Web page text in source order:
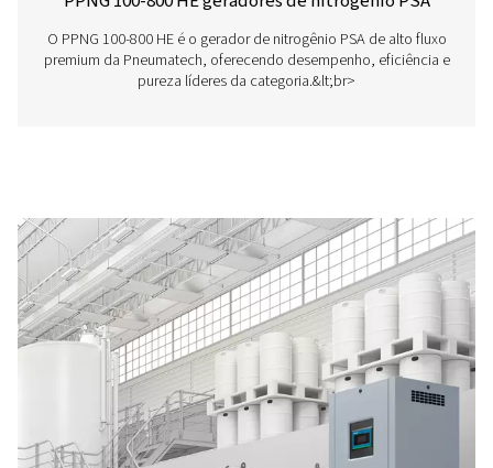
reliability, efficiency and a long lifetime.